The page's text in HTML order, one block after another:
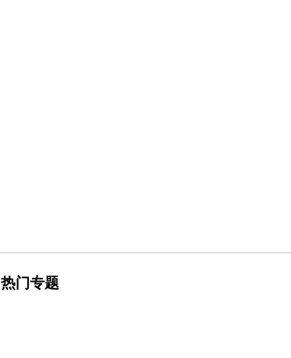
热门专题